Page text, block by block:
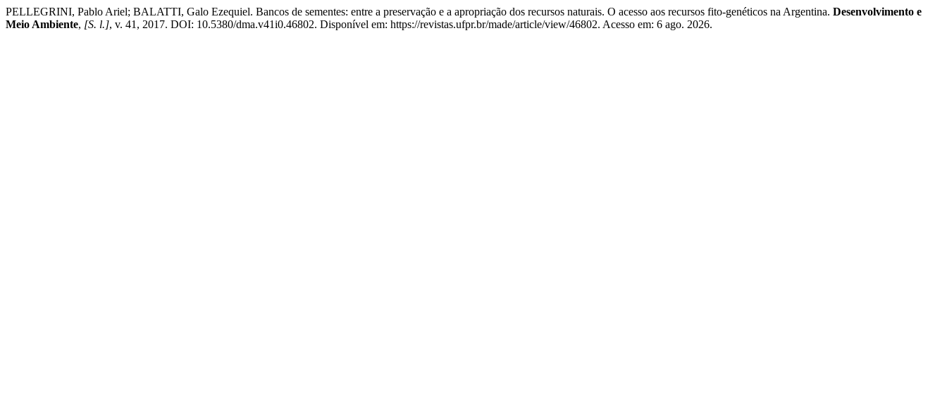
PELLEGRINI, Pablo Ariel; BALATTI, Galo Ezequiel. Bancos de sementes: entre a preservação e a apropriação dos recursos naturais. O acesso aos recursos fito-genéticos na Argentina. Desenvolvimento e
Meio Ambiente, [S. l.], v. 41, 2017. DOI: 10.5380/dma.v41i0.46802. Disponível em: https://revistas.ufpr.br/made/article/view/46802. Acesso em: 6 ago. 2026.